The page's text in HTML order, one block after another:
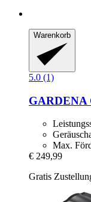
Warenkorb
5.0 (1)
GARDENA
Max.
€ 249,99
Gratis